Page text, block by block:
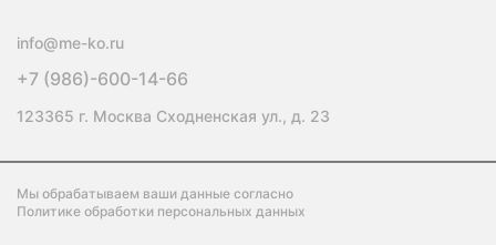
info@me-ko.ru
+7 (986)-600-14-66
123365 г. Москва Сходненская ул., д. 23
Мы обрабатываем ваши данные согласно
Политике обработки персональных данных